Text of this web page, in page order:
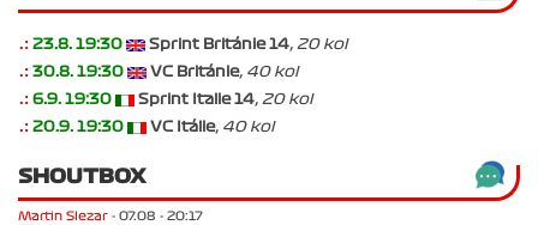
.: 23.8. 19:30 Sprint Británie 14, 20 kol
.: 30.8. 19:30 VC Británie, 40 kol
.: 6.9. 19:30 Sprint Italie 14, 20 kol
.: 20.9. 19:30 VC Itálie, 40 kol
SHOUTBOX
Martin Slezar - 07.08 - 20:17